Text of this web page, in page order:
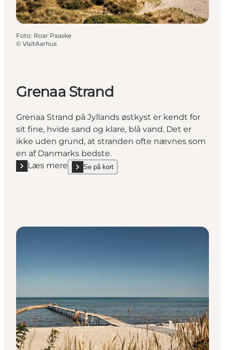
Foto: Roar Paaske
© VisitAarhus
Grenaa Strand
Grenaa Strand på Jyllands østkyst er kendt for
sit fine, hvide sand og klare, blå vand. Det er
ikke uden grund, at stranden ofte nævnes som
en af Danmarks bedste.
Læs mere
Læs mere "Grenaa Strand"
Se på kort
show Grenaa Strand on_map